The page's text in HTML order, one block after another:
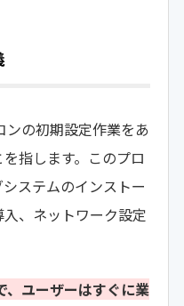
ンの初期設定作業をあ
指します。このプロ
ステムのインストー
、ネットワーク設定
、ユーザーはすぐに業